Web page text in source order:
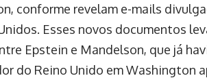
conforme revelam e-mails
Esses novos documentos
Epstein e Mandelson, que já
do Reino Unido em Washington